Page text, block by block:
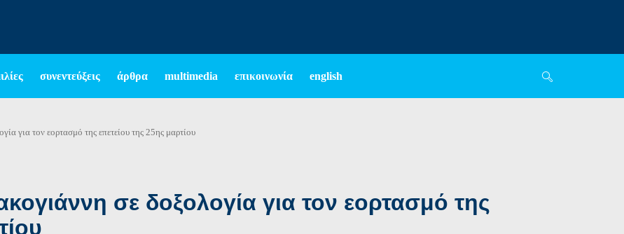
συνεντεύξεις άρθρα multimedia επικοινωνία english
για τον εορτασμό της επετείου της 25ης μαρτίου
σε δοξολογία για τον εορτασμό της